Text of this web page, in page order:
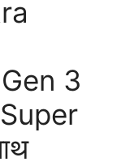
3